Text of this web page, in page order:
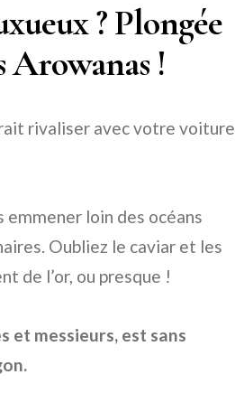
? Plongée
Arowanas !
rivaliser avec votre voiture
loin des océans
Oubliez le caviar et les
de l’or, ou presque !
et messieurs, est sans